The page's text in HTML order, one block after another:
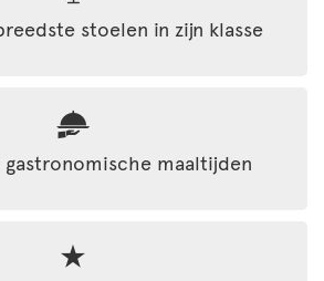
stoelen in zijn klasse
gastronomische maaltijden